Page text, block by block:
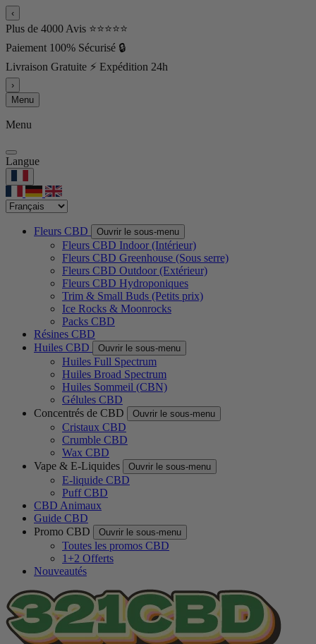
‹
Plus de 4000 Avis ⭐⭐⭐⭐⭐
Paiement 100% Sécurisé 🔒
Livraison Gratuite ⚡ Expédition 24h
›
Menu
Menu
Langue
Fleurs CBD Ouvrir le sous-menu
Fleurs CBD Indoor (Intérieur)
Fleurs CBD Greenhouse (Sous serre)
Fleurs CBD Outdoor (Extérieur)
Fleurs CBD Hydroponiques
Trim & Small Buds (Petits prix)
Ice Rocks & Moonrocks
Packs CBD
Résines CBD
Huiles CBD
Ouvrir le sous-menu
Huiles Full Spectrum
Huiles Broad Spectrum
Huiles Sommeil (CBN)
Gélules CBD
Concentrés de CBD
Ouvrir le sous-menu
Cristaux CBD
Crumble CBD
Wax CBD
Vape & E-Liquides
Ouvrir le sous-menu
E-liquide CBD
Puff CBD
CBD Animaux
Guide CBD
Promo CBD
Ouvrir le sous-menu
Toutes les promos CBD
1+2 Offerts
Nouveautés